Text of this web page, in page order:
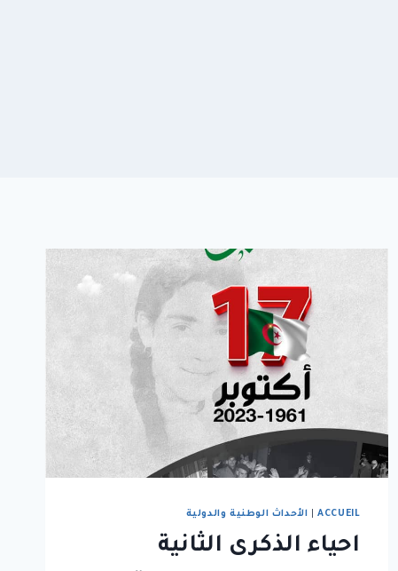
ACCUEIL
| الأحداث الوطنية والدولية
احياء الذكرى الثانية